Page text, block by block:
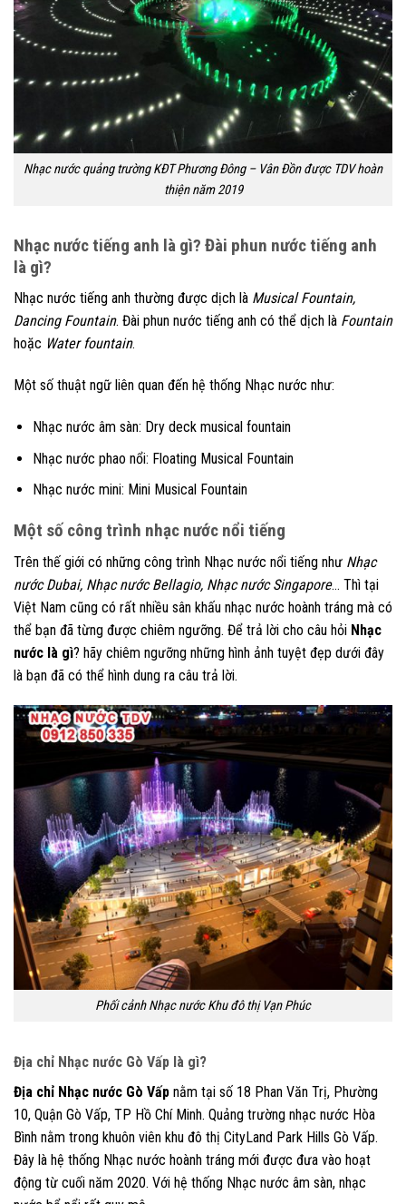
Nhạc nước quảng trường KĐT Phương Đông – Vân Đồn được TDV hoàn
thiện năm 2019
Nhạc nước tiếng anh là gì? Đài phun nước tiếng anh
là gì?
Nhạc nước tiếng anh thường được dịch là Musical Fountain,
Dancing Fountain. Đài phun nước tiếng anh có thể dịch là Fountain
hoặc Water fountain.
Một số thuật ngữ liên quan đến hệ thống Nhạc nước như:
Nhạc nước âm sàn: Dry deck musical fountain
Nhạc nước phao nổi: Floating Musical Fountain
Nhạc nước mini: Mini Musical Fountain
Một số công trình nhạc nước nổi tiếng
Trên thế giới có những công trình Nhạc nước nổi tiếng như Nhạc
nước Dubai, Nhạc nước Bellagio, Nhạc nước Singapore… Thì tại
Việt Nam cũng có rất nhiều sân khấu nhạc nước hoành tráng mà có
thể bạn đã từng được chiêm ngưỡng. Để trả lời cho câu hỏi Nhạc
nước là gì? hãy chiêm ngưỡng những hình ảnh tuyệt đẹp dưới đây
là bạn đã có thể hình dung ra câu trả lời.
Phối cảnh Nhạc nước Khu đô thị Vạn Phúc
Địa chỉ Nhạc nước Gò Vấp là gì?
Địa chỉ Nhạc nước Gò Vấp nằm tại số 18 Phan Văn Trị, Phường
10, Quận Gò Vấp, TP Hồ Chí Minh. Quảng trường nhạc nước Hòa
Bình nằm trong khuôn viên khu đô thị CityLand Park Hills Gò Vấp.
Đây là hệ thống Nhạc nước hoành tráng mới được đưa vào hoạt
động từ cuối năm 2020. Với hệ thống Nhạc nước âm sàn, nhạc